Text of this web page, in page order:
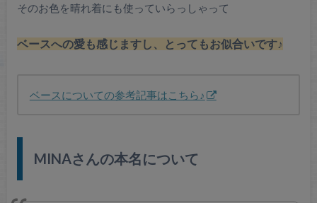
そのお色を晴れ着にも使っていらっしゃって
ベースへの愛も感じますし、とってもお似合いです♪
ベースについての参考記事はこちら♪
MINAさんの本名について